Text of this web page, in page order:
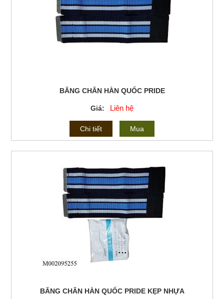
BĂNG CHÂN HÀN QUỐC PRIDE
Giá: Liên hệ
Chi tiết Mua
BĂNG CHÂN HÀN QUỐC PRIDE KẸP NHỰA